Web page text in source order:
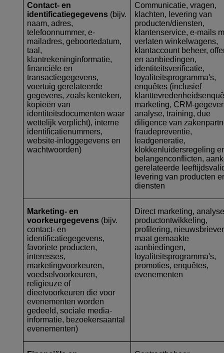
Contact- en
identificatiegegevens (bijv.
naam, adres,
telefoonnummer, e-
mailadres, geboortedatum,
taal,
klantrekeninginformatie,
financiële en
transactiegegevens,
voertuig gerelateerde
gegevens, zoals kenteken,
kopieën van
identiteitsdocumenten waar
wettelijk verplicht), interne
identificatienummers,
website-inloggegevens en
wachtwoorden)
Communicatie, vragen,
klachten, levering van
producten/diensten,
klantenservice, e-mails
verlaten winkelwagens,
klantaccount beheer,
en aanbiedingen,
identiteitsverificatie,
loyaliteitsprogramma's,
enquêtes (inclusief
marketing, CRM-
analyse, training, due
diligence van
fraudepreventie,
leadgeneratie,
klokkenluidersregeling
belangenconflicten,
gerelateerde
levering van producten
diensten
Marketing- en
voorkeurgegevens (bijv.
contact- en
identificatiegegevens,
favoriete producten,
interesses,
marketingvoorkeuren,
voedselvoorkeuren,
religieuze of
dieetvoorkeuren die voor
evenementen worden
gedeeld, sociale media-
informatie, bezoekersaantal
evenementen)
Direct marketing,
productontwikkeling,
profilering,
maat gemaakte
aanbiedingen,
loyaliteitsprogramma's,
promoties, enquêtes,
evenementen